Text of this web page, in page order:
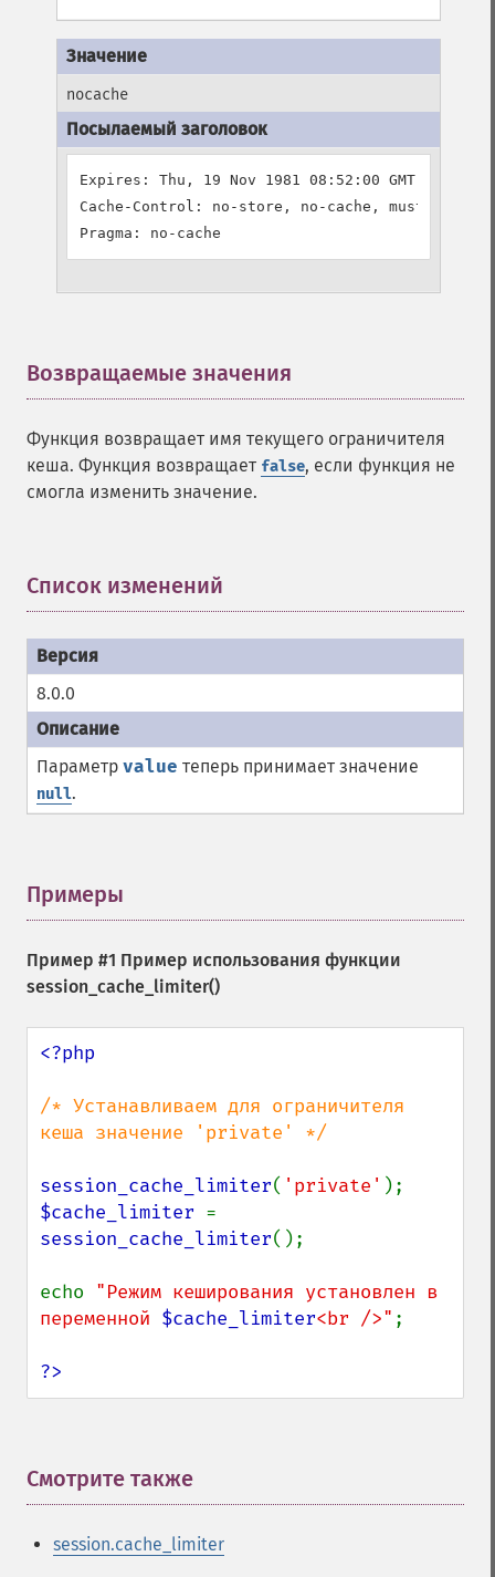
nocache
Expires: Thu, 19 Nov 1981 08:52:00 GMT
Cache-Control: no-store, no-cache, must-
Pragma: no-cache
Возвращаемые значения
Функция возвращает имя текущего ограничителя
кеша. Функция возвращает false, если функция не
смогла изменить значение.
Список изменений
8.0.0
Параметр value теперь принимает значение
null.
Примеры
Пример #1 Пример использования функции
session_cache_limiter()
<?php
/* Устанавливаем для ограничителя
кеша значение 'private' */
session_cache_limiter( 'private'
$cache_limiter
session_cache_limiter();
echo "Режим кеширования установлен в
переменной $cache_limiter<br />" ;
?>
Смотрите также
session.cache_limiter